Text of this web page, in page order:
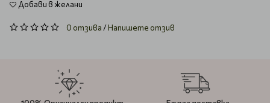
Добави в желани
0 отзива/Напишете отзив